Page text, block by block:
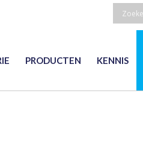
PRODUCTEN KENNIS